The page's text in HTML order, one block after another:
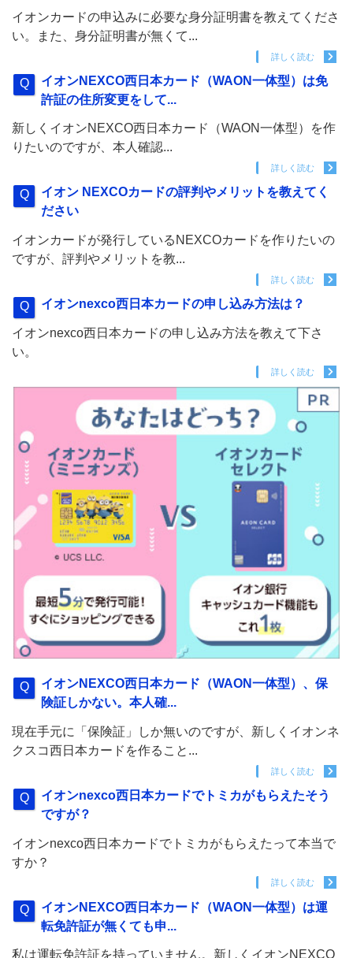
イオンカードの申込みに必要な身分証明書を教えてくださ
い。また、身分証明書が無くて...
詳しく読む
イオンNEXCO西日本カード（WAON一体型）は免
許証の住所変更をして...
新しくイオンNEXCO西日本カード（WAON一体型）を作
りたいのですが、本人確認...
詳しく読む
イオン NEXCOカードの評判やメリットを教えてく
ださい
イオンカードが発行しているNEXCOカードを作りたいの
ですが、評判やメリットを教...
詳しく読む
イオンnexco西日本カードの申し込み方法は？
イオンnexco西日本カードの申し込み方法を教えて下さ
い。
詳しく読む
イオンNEXCO西日本カード（WAON一体型）、保
険証しかない。本人確...
現在手元に「保険証」しか無いのですが、新しくイオンネ
クスコ西日本カードを作ること...
詳しく読む
イオンnexco西日本カードでトミカがもらえたそう
ですが？
イオンnexco西日本カードでトミカがもらえたって本当で
すか？
詳しく読む
イオンNEXCO西日本カード（WAON一体型）は運
転免許証が無くても申...
私は運転免許証を持っていません。新しくイオンNEXCO